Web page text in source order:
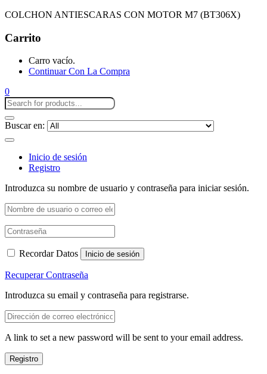
COLCHON ANTIESCARAS CON MOTOR M7 (BT306X)
Carrito
Carro vacío.
Continuar Con La Compra
0
Buscar en:
Inicio de sesión
Registro
Introduzca su nombre de usuario y contraseña para iniciar sesión.
Recordar Datos Inicio de sesión
Recuperar Contraseña
Introduzca su email y contraseña para registrarse.
A link to set a new password will be sent to your email address.
Registro